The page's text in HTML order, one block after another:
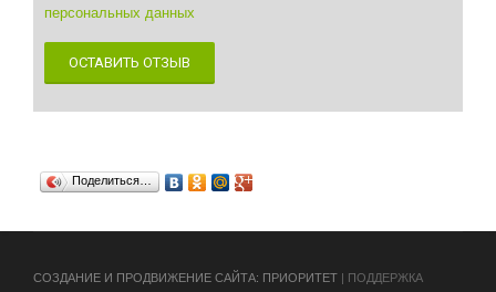
Карина
Потрясающая сауна! Такой релакс, будто заново родилась.
Воздух лёгкий, дышится прекрасно.
Даниил 24.11.2025 в 17:09
вернусь.
Гордей 12.11.2025 в 10:40
дышится легко. После чувствуешь себя очищенным.
персональных данных
ОСТАВИТЬ ОТЗЫВ
Поделиться…
CОЗДАНИЕ И ПРОДВИЖЕНИЕ САЙТА: ПРИОРИТЕТ | ПОДДЕРЖКА